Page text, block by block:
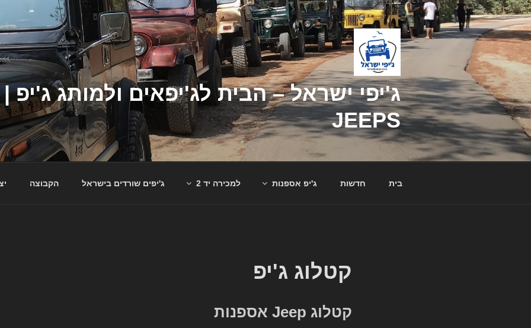
דילוג
לתוכן
JEEPS
בית חדשות ג'יפ אספנות למכירה יד 2 ג'יפים שורדים בישראל הקבוצה
קטלוג ג'יפ
קטלוג Jeep אספנות